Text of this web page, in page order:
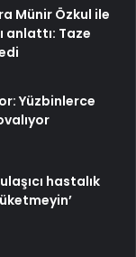
Münir Özkul ile
anlattı: Taze
Yüzbinlerce
hastalık